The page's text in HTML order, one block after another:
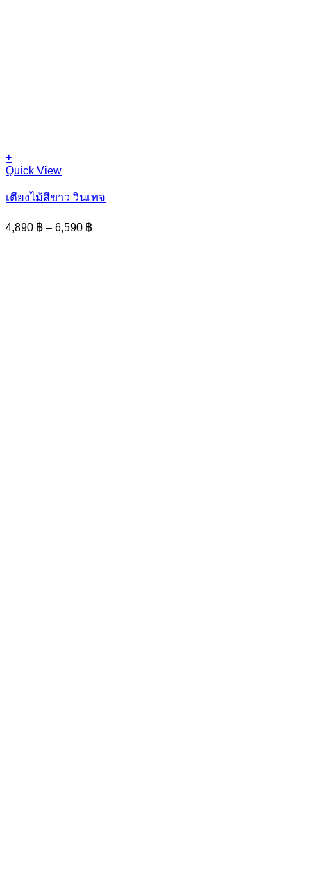
+
This
has
variants.
The
Quick View
เตียงไม้สีขาว วินเทจ
4,890 ฿ – 6,590 ฿